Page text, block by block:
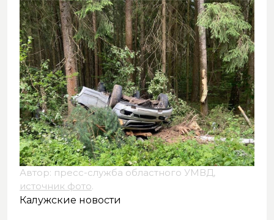
Автор: пресс-служба областного УМВД,
источник фото.
Калужские новости